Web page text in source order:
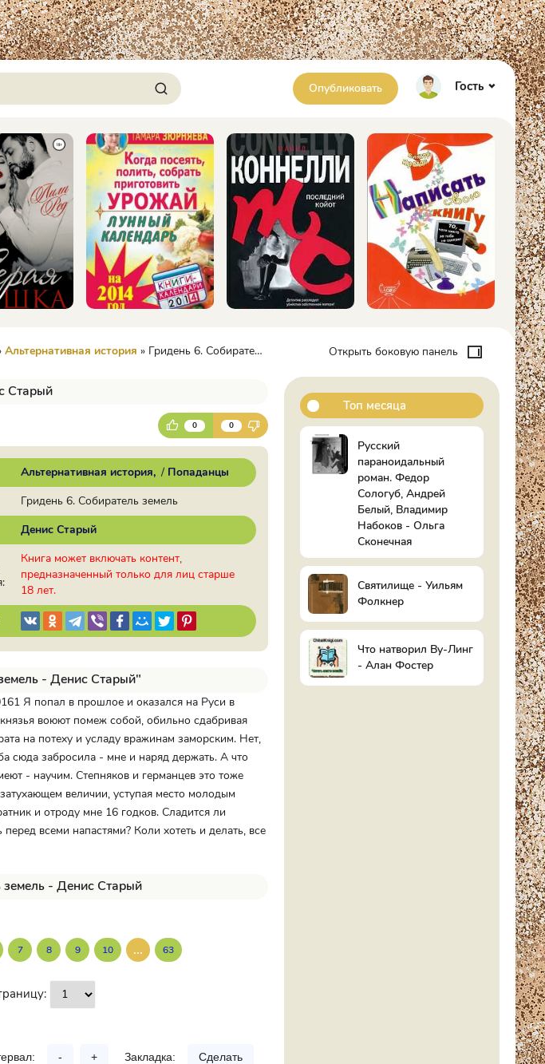
Опубликовать Гость
Альтернативная история » Гридень 6. Собиратель земель - Денис Старый
Старый
0 0
Альтернативная история / Попаданцы
Гридень 6. Собиратель земель
Денис Старый
Книга может включать контент,
предназначенный только для лиц старше
18 лет.
- Денис Старый"
Я попал в прошлое и оказался на Руси в
воюют помеж собой, обильно сдабривая
на потеху и усладу вражинам заморским. Нет,
сюда забросила - мне и наряд держать. А что
- научим. Степняков и германцев это тоже
величии, уступая место молодым
и отроду мне 16 годков. Сладится ли
всеми напастями? Коли хотеть и делать, все
земель - Денис Старый
7 8 9 10 ... 63
- + Закладка: Сделать
Открыть боковую панель
Топ месяца
Русский
параноидальный
роман. Федор
Сологуб, Андрей
Белый, Владимир
Набоков - Ольга
Сконечная
Святилище - Уильям
Фолкнер
Что натворил Ву-Линг
- Алан Фостер